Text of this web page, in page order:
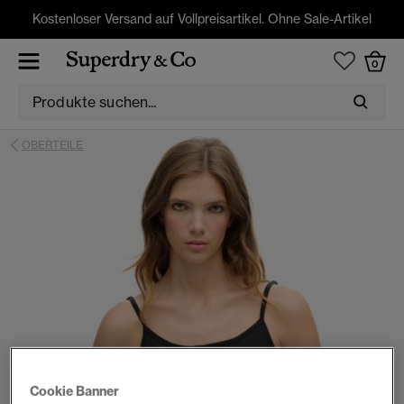
Kostenloser Versand auf Vollpreisartikel. Ohne Sale-Artikel
0
OBERTEILE
Cookie Banner